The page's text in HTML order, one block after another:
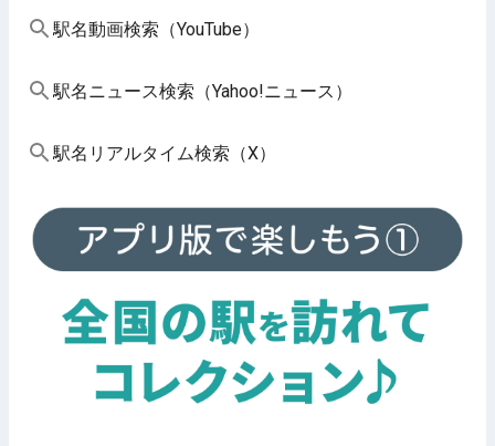
駅名動画検索（YouTube）
駅名ニュース検索（Yahoo!ニュース）
駅名リアルタイム検索（X）